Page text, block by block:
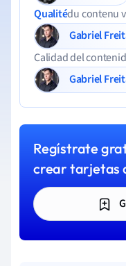
Qualitédu contenu
Gabriel
Calidad del
Gabriel
Regístrate
crear tarjetas